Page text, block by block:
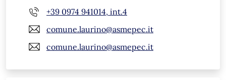
+39 0974 941014, int.4
comune.laurino@asmepec.it
comune.laurino@asmepec.it